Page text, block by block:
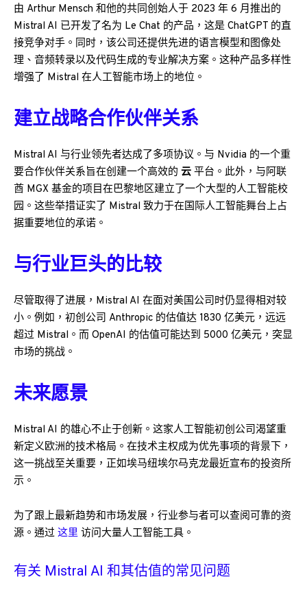
由 Arthur Mensch 和他的共同创始人于 2023 年 6 月推出的
Mistral AI 已开发了名为 Le Chat 的产品，这是 ChatGPT 的直
接竞争对手。同时，该公司还提供先进的语言模型和图像处
理、音频转录以及代码生成的专业解决方案。这种产品多样性
增强了 Mistral 在人工智能市场上的地位。
建立战略合作伙伴关系
Mistral AI 与行业领先者达成了多项协议。与 Nvidia 的一个重
要合作伙伴关系旨在创建一个高效的 云 平台。此外，与阿联
酋 MGX 基金的项目在巴黎地区建立了一个大型的人工智能校
园。这些举措证实了 Mistral 致力于在国际人工智能舞台上占
据重要地位的承诺。
与行业巨头的比较
尽管取得了进展，Mistral AI 在面对美国公司时仍显得相对较
小。例如，初创公司 Anthropic 的估值达 1830 亿美元，远远
超过 Mistral。而 OpenAI 的估值可能达到 5000 亿美元，突显
市场的挑战。
未来愿景
Mistral AI 的雄心不止于创新。这家人工智能初创公司渴望重
新定义欧洲的技术格局。在技术主权成为优先事项的背景下，
这一挑战至关重要，正如埃马纽埃尔·马克龙最近宣布的投资所
示。
为了跟上最新趋势和市场发展，行业参与者可以查阅可靠的资
源。通过 这里 访问大量人工智能工具。
有关 Mistral AI 和其估值的常见问题